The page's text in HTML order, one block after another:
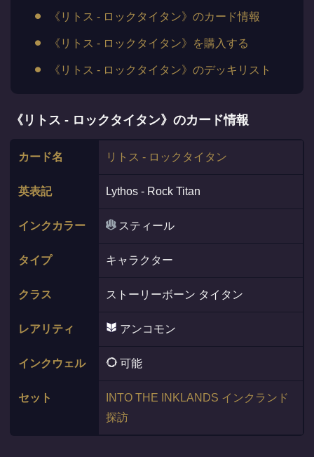
《リトス - ロックタイタン》のカード情報
《リトス - ロックタイタン》を購入する
《リトス - ロックタイタン》のデッキリスト
《リトス - ロックタイタン》のカード情報
カード名 リトス - ロックタイタン
英表記 Lythos - Rock Titan
インクカラー スティール
タイプ キャラクター
クラス ストーリーボーン タイタン
レアリティ アンコモン
インクウェル 可能
セット
INTO THE INKLANDS インクランド
探訪